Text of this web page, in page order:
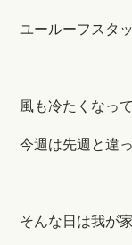
ユールーフスタ
風も冷たくなっ
今週は先週と違
そんな日は我が